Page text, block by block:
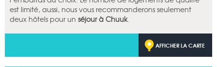
est limité, aussi, nous vous recommanderons seulement
deux hôtels pour un séjour à Chuuk.
AFFICHER LA CARTE